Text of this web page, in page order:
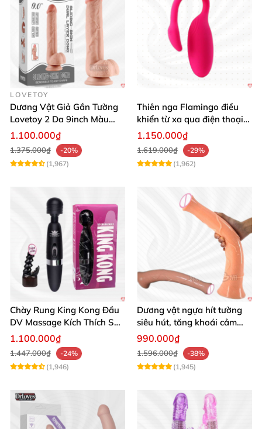
LOVETOY
Dương Vật Giả Gắn Tường
Lovetoy 2 Da 9inch Màu
Flesh Hàng Chính Hãng
1.100.000₫
1.375.000₫
-20%
(1,967)
Thiên nga Flamingo điều
khiển từ xa qua điện thoại
cực dễ dàng
1.150.000₫
1.619.000₫
-29%
(1,962)
Chày Rung King Kong Đầu
DV Massage Kích Thích Sâu
Mạnh Mẽ
1.100.000₫
1.447.000₫
-24%
(1,946)
Dương vật ngựa hít tường
siêu hút, tăng khoái cảm
tận hưởng
990.000₫
1.596.000₫
-38%
(1,945)